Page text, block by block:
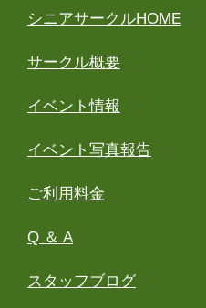
シニアサークルHOME
サークル概要
イベント情報
イベント写真報告
ご利用料金
Q ＆ A
スタッフブログ